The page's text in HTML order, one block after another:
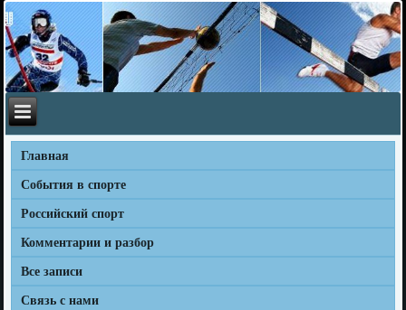
Главная
События в спорте
Российский спорт
Комментарии и разбор
Все записи
Связь с нами